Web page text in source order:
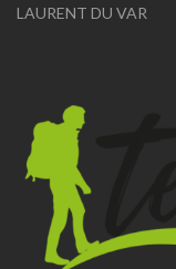
LAURENT DU VAR